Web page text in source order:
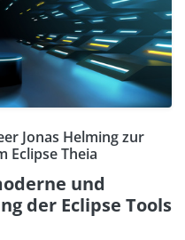
Jonas Helming zur
Eclipse Theia
und
der Eclipse Tools